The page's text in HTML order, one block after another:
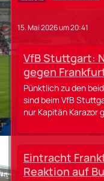
15. Mai 2026 um 20:41
VfB Stuttgart:
gegen
Stuttgarts
Pünktlich zu den
sind beim VfB
nur Kapitän Karazor
Eintracht
Reaktion auf